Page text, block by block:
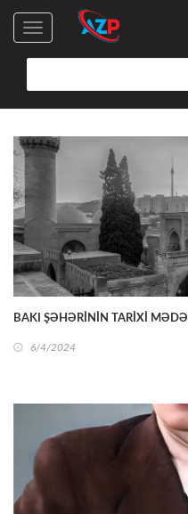
Toggle
navigation
BAKI ŞƏHƏRİNİN TARİXİ
6/4/2024